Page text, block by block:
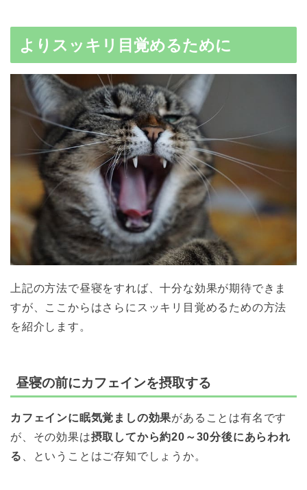
よりスッキリ目覚めるために
上記の方法で昼寝をすれば、十分な効果が期待できま
すが、ここからはさらにスッキリ目覚めるための方法
を紹介します。
昼寝の前にカフェインを摂取する
カフェインに眠気覚ましの効果があることは有名です
が、その効果は摂取してから約20～30分後にあらわれ
る
、ということはご存知でしょうか。